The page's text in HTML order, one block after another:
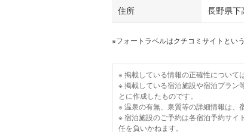
住所 長野県下
※フォートラベルはクチコミサイトとい
※ 掲載している情報の正確性について
※ 掲載している宿泊施設や宿泊プラン
とに作成したものです。
※ 温泉の有無、泉質等の詳細情報は、
※ 宿泊施設のご予約は各宿泊予約サイ
任を負いかねます。